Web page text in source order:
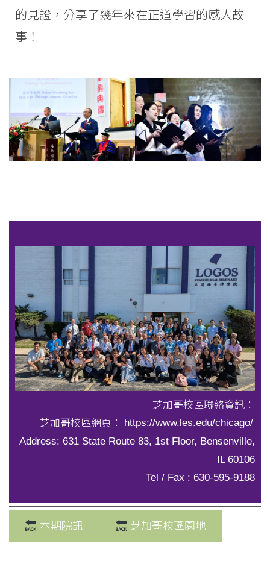
的見證，分享了幾年來在正道學習的感人故
事！
芝加哥校區聯絡資訊：
芝加哥校區網頁：
https://www.les.edu/chicago/
Address: 631 State Route 83, 1st Floor, Bensenville,
IL 60106
Tel / Fax : 630-595-9188
本期院訊 芝加哥校區園地